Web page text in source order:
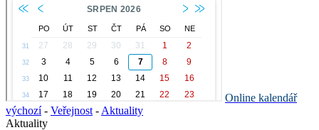
Online kalendář
výchozí- Veřejnost - Aktuality
Aktuality